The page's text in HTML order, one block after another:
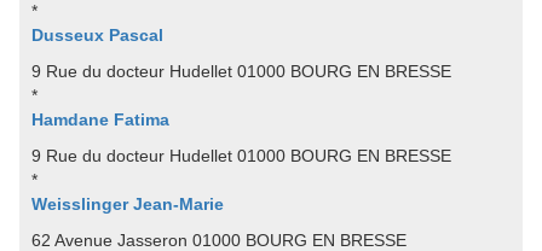
*
Dusseux Pascal
9 Rue du docteur Hudellet 01000 BOURG EN BRESSE
*
Hamdane Fatima
9 Rue du docteur Hudellet 01000 BOURG EN BRESSE
*
Weisslinger Jean-Marie
62 Avenue Jasseron 01000 BOURG EN BRESSE